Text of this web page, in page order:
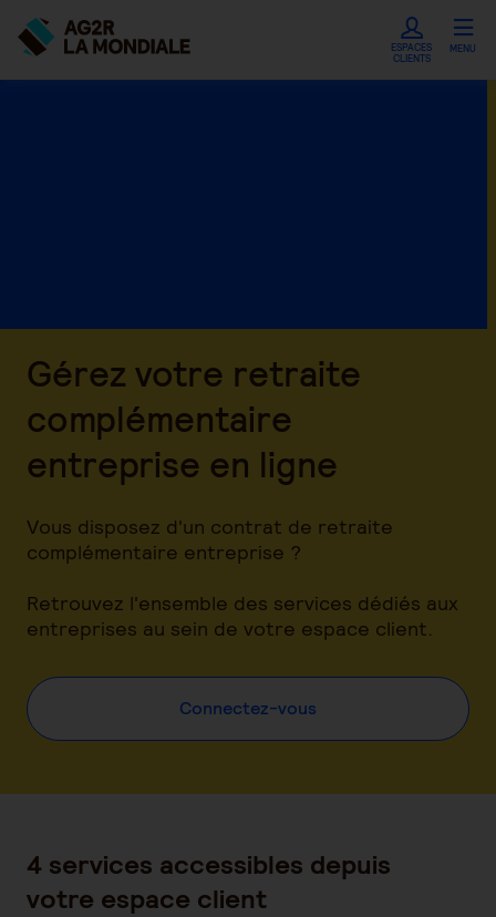
ESPACES
CLIENTS
MENU
Gérez votre retraite
complémentaire
entreprise en ligne
Vous disposez d'un contrat de retraite
complémentaire entreprise ?
Retrouvez l'ensemble des services dédiés aux
entreprises au sein de votre espace client.
Connectez-vous
4 services accessibles depuis
votre espace client